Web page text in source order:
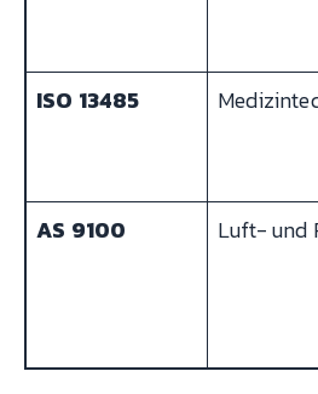
ISO 13485
AS 9100
Luft- und